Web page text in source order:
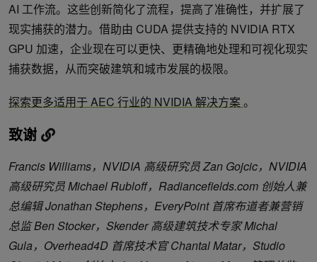
AI 工作流。这些创新简化了流程，提高了准确性，并扩展了
现实捕获的潜力。借助由 CUDA 提供支持的 NVIDIA RTX
GPU 加速，企业现在可以更快、更精确地处理和可视化现实
捕获数据，从而突破建筑和城市发展的极限。
探索更多适用于 AEC 行业的 NVIDIA 解决方案 。
致谢
Francis Williams，NVIDIA 高级研究员Zan Gojcic，NVIDIA
高级研究员Michael Rubloff，Radiancefields.com 创始人兼
总编辑Jonathan Stephens，EveryPoint 首席布道者兼营销
总监Ben Stocker，Skender 高级建筑技术专家Michal
Gula，Overhead4D 首席技术官Chantal Matar，Studio